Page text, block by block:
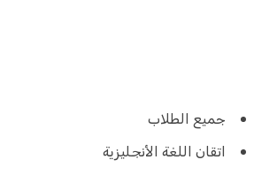
جميع الطلاب
اتقان اللغة الأنجليزية